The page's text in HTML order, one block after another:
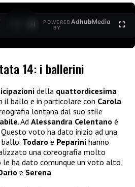
POWERED
BY
AdhubMedia
14: i ballerini
della quattordicesima
il ballo e in particolare con Carola
lontana dal suo stile
. Ad Alessandra Celentano è
voto ha dato inizio ad una
Todaro e Peparini hanno
una coreografia molto
le ha dato comunque un voto alto,
e Serena.